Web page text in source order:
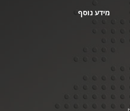
מידע נוסף